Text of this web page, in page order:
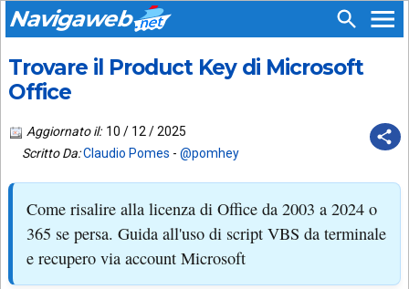
Navigaweb
HOME
SIAMO
SUPPORTO
CONTATTA
PIÙ
LETTI
SEGUICI
SU:
APP
ANDROID
EMAIL
TIKTOK
Trovare il Product Key di Microsoft
Office
Aggiornato il: 10 / 12 / 2025
Scritto Da:Claudio Pomes - @pomhey
Come risalire alla licenza di Office da 2003 a 2024 o
365 se persa. Guida all'uso di script VBS da terminale
e recupero via account Microsoft